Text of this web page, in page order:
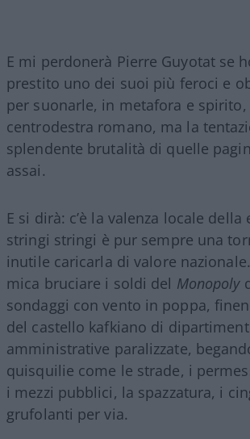
E mi perdonerà Pierre Guyotat se
prestito uno dei suoi più feroci e
per suonarle, in metafora e
centrodestra romano, ma la
splendente brutalità di quelle
assai.
E si dirà: c’è la valenza locale della
stringi stringi è pur sempre una
inutile caricarla di valore
mica bruciare i soldi del Monopoly
sondaggi con vento in poppa,
del castello kafkiano di
amministrative paralizzate,
quisquilie come le strade, i
i mezzi pubblici, la spazzatura, i
grufolanti per via.